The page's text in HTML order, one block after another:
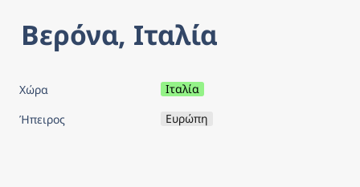
Βερόνα, Ιταλία
Χώρα
Ιταλία
Ήπειρος
Ευρώπη